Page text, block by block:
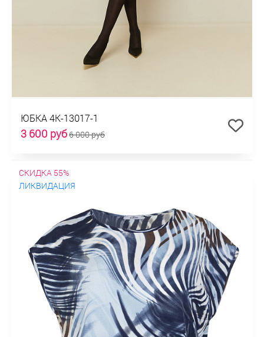
ЮБКА 4К-13017-1
3 600 руб6 000 руб
СКИДКА 55%
ЛИКВИДАЦИЯ